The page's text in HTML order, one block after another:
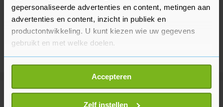
gepersonaliseerde advertenties en content, metingen aan
advertenties en content, inzicht in publiek en
productontwikkeling. U kunt kiezen wie uw gegevens
gebruikt en met welke doelen.
Als u het toestaat, willen we ook graag:
Informatie verzamelen over uw geografische
locatie, die tot een paar meter nauwkeurig kan zijn
Uw apparaat identificeren door het actief te
Accepteren
Zelf instellen
Meer uit Buitenland